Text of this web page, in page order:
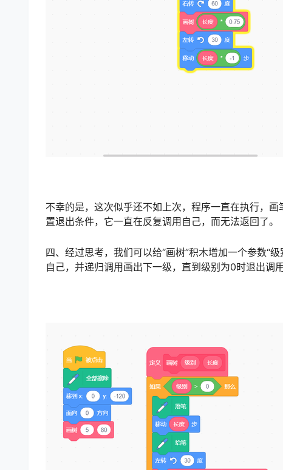
不幸的是，这次似乎还不如上次，程序一直在执行，
置退出条件，它一直在反复调用自己，而无法返回了。
四、经过思考，我们可以给“画树”积木增加一个参数“
自己，并递归调用画出下一级，直到级别为0时退出调用